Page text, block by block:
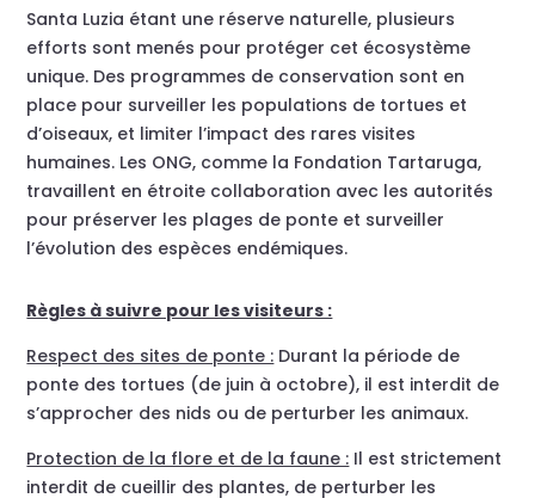
Santa Luzia étant une réserve naturelle, plusieurs
efforts sont menés pour protéger cet écosystème
unique. Des programmes de conservation sont en
place pour surveiller les populations de tortues et
d’oiseaux, et limiter l’impact des rares visites
humaines. Les ONG, comme la Fondation Tartaruga,
travaillent en étroite collaboration avec les autorités
pour préserver les plages de ponte et surveiller
l’évolution des espèces endémiques.
Règles à suivre pour les visiteurs :
Respect des sites de ponte : Durant la période de
ponte des tortues (de juin à octobre), il est interdit de
s’approcher des nids ou de perturber les animaux.
Protection de la flore et de la faune : Il est strictement
interdit de cueillir des plantes, de perturber les